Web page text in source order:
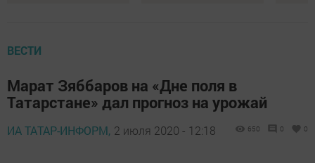
ВЕСТИ
Марат Зяббаров на «Дне поля в
Татарстане» дал прогноз на урожай
ИА ТАТАР-ИНФОРМ, 2 июля 2020 - 12:18 650 0 0